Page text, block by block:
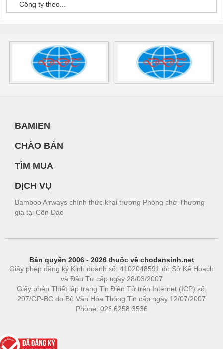
Công ty theo...
BAMIEN
CHÀO BÁN
TÌM MUA
DỊCH VỤ
Bamboo Airways chính thức khai trương Phòng chờ Thương
gia tại Côn Đảo
Bản quyền 2006 - 2026 thuộc về chodansinh.net
Giấy phép đăng ký Kinh doanh số: 4102048591 do Sở Kế Hoạch
và Đầu Tư cấp ngày 28/03/2007
Giấy phép Thiết lập trang Tin Điện Tử trên Internet (ICP) số:
297/GP-BC do Bộ Văn Hóa Thông Tin cấp ngày 12/07/2007
Phone: 028.6258.3536